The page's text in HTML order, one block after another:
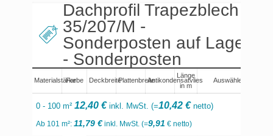
Dachprofil Trapezblech
35/207/M -
Sonderposten auf Lager
- Sonderposten
Materialstärke
Farbe DeckbreitePlattenbreiteAntikondensatvlies
Länge
in m
Auswählen
0 - 100 m² 12,40 €inkl. MwSt. (=10,42 €netto)
Ab 101 m²: 11,79 €inkl. MwSt. (=9,91 € netto)